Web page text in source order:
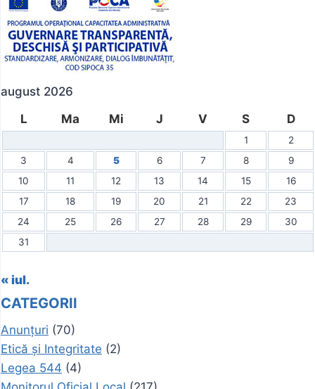
august 2026
L
Ma Mi J V S D
1
2
3
4 5 6 7 8
9
10
11 12 13 14 15
16
17
18 19 20 21 22
23
24
25 26 27 28 29
30
31
« iul.
CATEGORII
Anunțuri (70)
Etică și Integritate (2)
Legea 544 (4)